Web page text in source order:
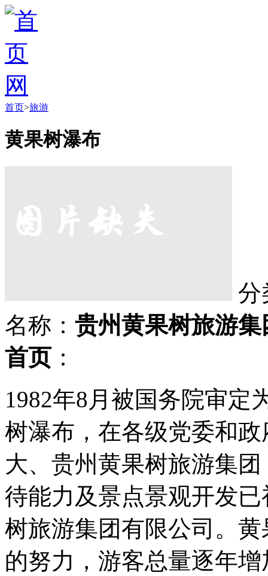
首页>旅游
黄果树瀑布
分
名称： 贵州黄果树旅游集
首页 ：
1982年8月被国务院审定
树瀑布，在各级党委和
大、贵州黄果树旅游集
待能力及景点景观开发
树旅游集团有限公司。
的努力，游客总量逐年